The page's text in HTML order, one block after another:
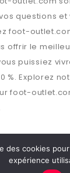
questions
foot-
offrir le
puissiez
%. Explorez
foot-
des cookies
expérience